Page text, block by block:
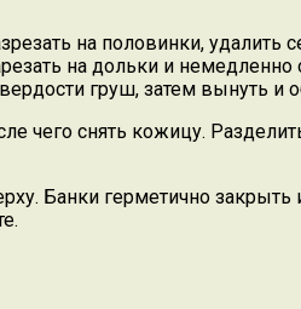
на половинки, удалить
на дольки и
груш, затем вынуть и
чего снять кожицу.
Банки герметично закрыть